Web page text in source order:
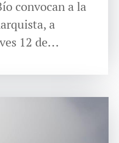
convocan a la
a
12 de...